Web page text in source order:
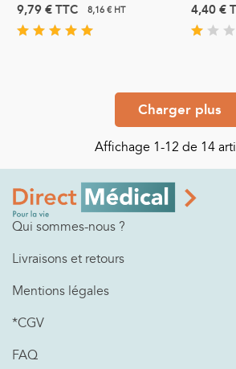
9,79 €TTC 8,16 € HT 4,40 €
Charger plus
Affichage 1-12 de 14
Qui sommes-nous ?
Livraisons et retours
Mentions légales
*CGV
FAQ